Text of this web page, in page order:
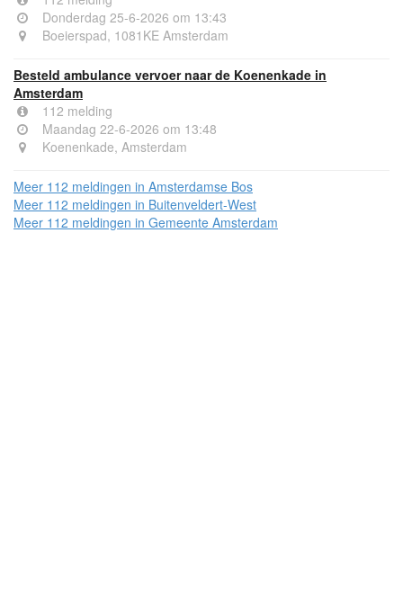
Donderdag 25-6-2026 om 13:43
Boeierspad, 1081KE Amsterdam
Besteld ambulance vervoer naar de Koenenkade in
Amsterdam
112 melding
Maandag 22-6-2026 om 13:48
Koenenkade, Amsterdam
Meer 112 meldingen in Amsterdamse Bos
Meer 112 meldingen in Buitenveldert-West
Meer 112 meldingen in Gemeente Amsterdam